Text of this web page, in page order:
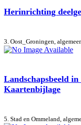
Herinrichting
3. Oost_Groningen,
Landschapsbeeld
Kaartenbijlage
5. Stad en Ommeland,